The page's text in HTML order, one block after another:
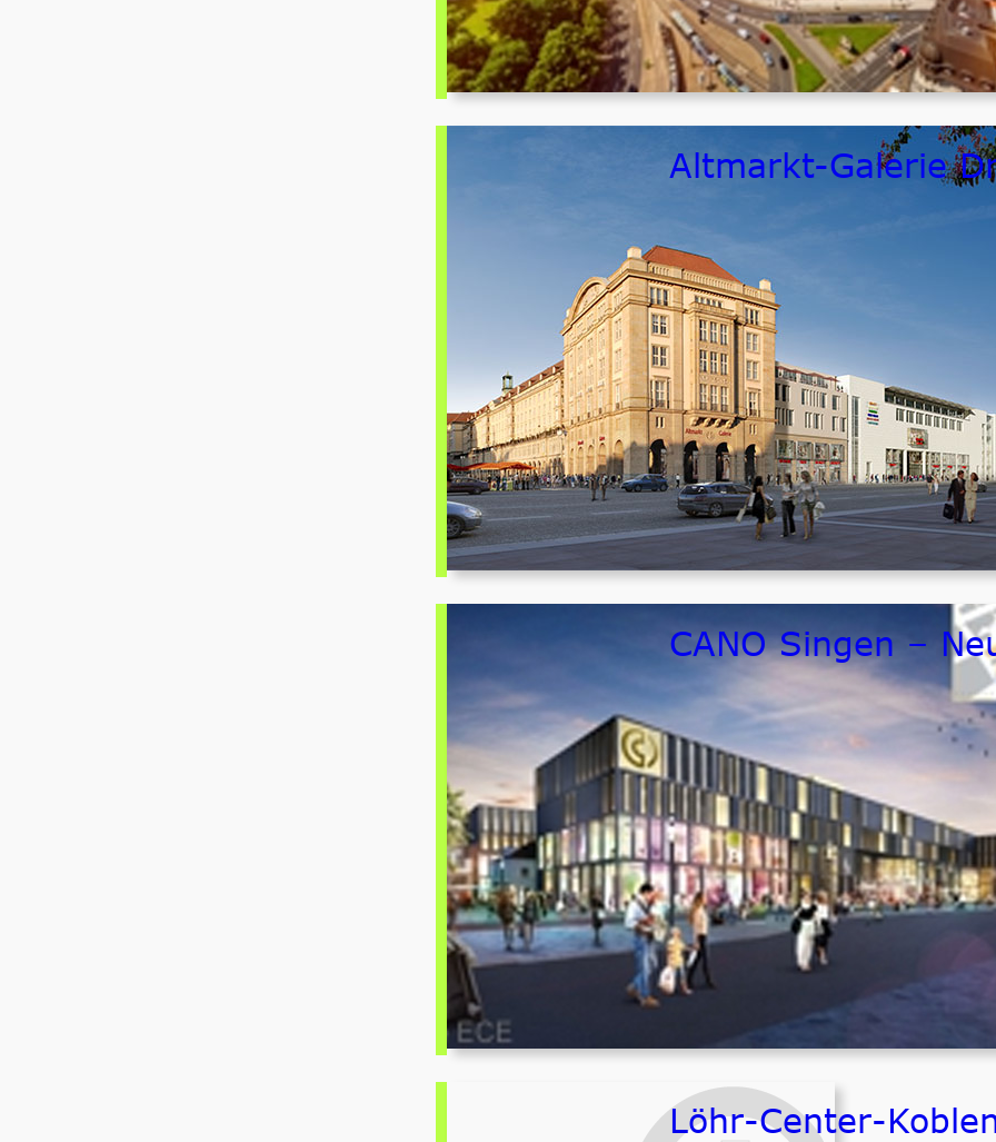
Altmarkt-Galerie
Bauherr / Auftraggeber
ECE Hamburg
Zeitraum
fertiggestellt
Größenordnung
ca. 4.000.000,- € netto ELT
CANO Singen –
Bauherr / Auftraggeber
ECE Hamburg
Zeitraum
fertiggestellt
Größenordnung
ca. 5.000.000,- € netto ELT
Löhr-Center-